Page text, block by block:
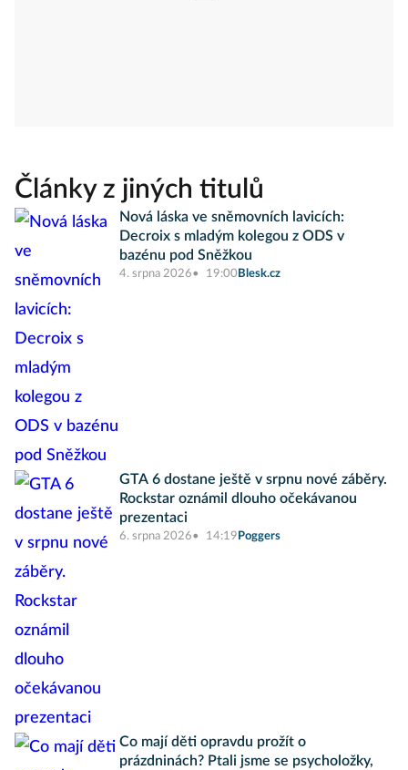
Články z jiných titulů
Nová láska ve sněmovních lavicích:
Decroix s mladým kolegou z ODS v
bazénu pod Sněžkou
4. srpna 2026 19:00 Blesk.cz
GTA 6 dostane ještě v srpnu nové záběry.
Rockstar oznámil dlouho očekávanou
prezentaci
6. srpna 2026 14:19 Poggers
Co mají děti opravdu prožít o
prázdninách? Ptali jsme se psycholožky,